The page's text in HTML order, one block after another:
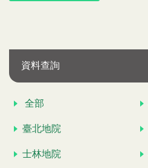
資料查詢
全部
臺北地院
士林地院